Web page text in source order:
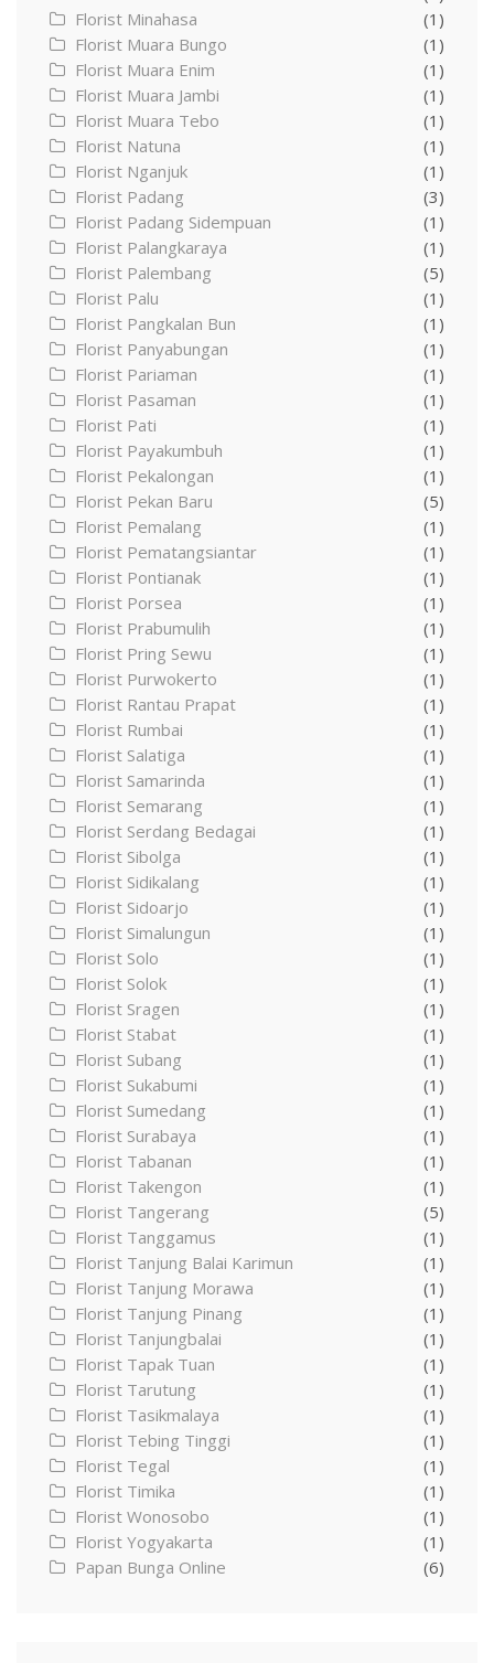
Florist Minahasa
(1)
Florist Muara Bungo
(1)
Florist Muara Enim
(1)
Florist Muara Jambi
(1)
Florist Muara Tebo
(1)
Florist Natuna
(1)
Florist Nganjuk
(1)
Florist Padang
(3)
Florist Padang Sidempuan
(1)
Florist Palangkaraya
(1)
Florist Palembang
(5)
Florist Palu
(1)
Florist Pangkalan Bun
(1)
Florist Panyabungan
(1)
Florist Pariaman
(1)
Florist Pasaman
(1)
Florist Pati
(1)
Florist Payakumbuh
(1)
Florist Pekalongan
(1)
Florist Pekan Baru
(5)
Florist Pemalang
(1)
Florist Pematangsiantar
(1)
Florist Pontianak
(1)
Florist Porsea
(1)
Florist Prabumulih
(1)
Florist Pring Sewu
(1)
Florist Purwokerto
(1)
Florist Rantau Prapat
(1)
Florist Rumbai
(1)
Florist Salatiga
(1)
Florist Samarinda
(1)
Florist Semarang
(1)
Florist Serdang Bedagai
(1)
Florist Sibolga
(1)
Florist Sidikalang
(1)
Florist Sidoarjo
(1)
Florist Simalungun
(1)
Florist Solo
(1)
Florist Solok
(1)
Florist Sragen
(1)
Florist Stabat
(1)
Florist Subang
(1)
Florist Sukabumi
(1)
Florist Sumedang
(1)
Florist Surabaya
(1)
Florist Tabanan
(1)
Florist Takengon
(1)
Florist Tangerang
(5)
Florist Tanggamus
(1)
Florist Tanjung Balai Karimun
(1)
Florist Tanjung Morawa
(1)
Florist Tanjung Pinang
(1)
Florist Tanjungbalai
(1)
Florist Tapak Tuan
(1)
Florist Tarutung
(1)
Florist Tasikmalaya
(1)
Florist Tebing Tinggi
(1)
Florist Tegal
(1)
Florist Timika
(1)
Florist Wonosobo
(1)
Florist Yogyakarta
(1)
Papan Bunga Online
(6)